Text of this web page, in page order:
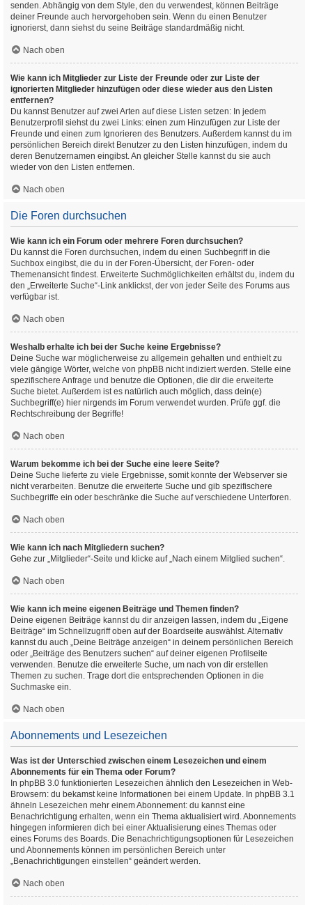
senden. Abhängig von dem Style, den du verwendest, können Beiträge
deiner Freunde auch hervorgehoben sein. Wenn du einen Benutzer
ignorierst, dann siehst du seine Beiträge standardmäßig nicht.
Nach oben
Wie kann ich Mitglieder zur Liste der Freunde oder zur Liste der
ignorierten Mitglieder hinzufügen oder diese wieder aus den Listen
entfernen?
Du kannst Benutzer auf zwei Arten auf diese Listen setzen: In jedem
Benutzerprofil siehst du zwei Links: einen zum Hinzufügen zur Liste der
Freunde und einen zum Ignorieren des Benutzers. Außerdem kannst du im
persönlichen Bereich direkt Benutzer zu den Listen hinzufügen, indem du
deren Benutzernamen eingibst. An gleicher Stelle kannst du sie auch
wieder von den Listen entfernen.
Nach oben
Die Foren durchsuchen
Wie kann ich ein Forum oder mehrere Foren durchsuchen?
Du kannst die Foren durchsuchen, indem du einen Suchbegriff in die
Suchbox eingibst, die du in der Foren-Übersicht, der Foren- oder
Themenansicht findest. Erweiterte Suchmöglichkeiten erhältst du, indem du
den „Erweiterte Suche“-Link anklickst, der von jeder Seite des Forums aus
verfügbar ist.
Nach oben
Weshalb erhalte ich bei der Suche keine Ergebnisse?
Deine Suche war möglicherweise zu allgemein gehalten und enthielt zu
viele gängige Wörter, welche von phpBB nicht indiziert werden. Stelle eine
spezifischere Anfrage und benutze die Optionen, die dir die erweiterte
Suche bietet. Außerdem ist es natürlich auch möglich, dass dein(e)
Suchbegriff(e) hier nirgends im Forum verwendet wurden. Prüfe ggf. die
Rechtschreibung der Begriffe!
Nach oben
Warum bekomme ich bei der Suche eine leere Seite?
Deine Suche lieferte zu viele Ergebnisse, somit konnte der Webserver sie
nicht verarbeiten. Benutze die erweiterte Suche und gib spezifischere
Suchbegriffe ein oder beschränke die Suche auf verschiedene Unterforen.
Nach oben
Wie kann ich nach Mitgliedern suchen?
Gehe zur „Mitglieder“-Seite und klicke auf „Nach einem Mitglied suchen“.
Nach oben
Wie kann ich meine eigenen Beiträge und Themen finden?
Deine eigenen Beiträge kannst du dir anzeigen lassen, indem du „Eigene
Beiträge“ im Schnellzugriff oben auf der Boardseite auswählst. Alternativ
kannst du auch „Deine Beiträge anzeigen“ in deinem persönlichen Bereich
oder „Beiträge des Benutzers suchen“ auf deiner eigenen Profilseite
verwenden. Benutze die erweiterte Suche, um nach von dir erstellen
Themen zu suchen. Trage dort die entsprechenden Optionen in die
Suchmaske ein.
Nach oben
Abonnements und Lesezeichen
Was ist der Unterschied zwischen einem Lesezeichen und einem
Abonnements für ein Thema oder Forum?
In phpBB 3.0 funktionierten Lesezeichen ähnlich den Lesezeichen in Web-
Browsern: du bekamst keine Informationen bei einem Update. In phpBB 3.1
ähneln Lesezeichen mehr einem Abonnement: du kannst eine
Benachrichtigung erhalten, wenn ein Thema aktualisiert wird. Abonnements
hingegen informieren dich bei einer Aktualisierung eines Themas oder
eines Forums des Boards. Die Benachrichtigungsoptionen für Lesezeichen
und Abonnements können im persönlichen Bereich unter
„Benachrichtigungen einstellen“ geändert werden.
Nach oben